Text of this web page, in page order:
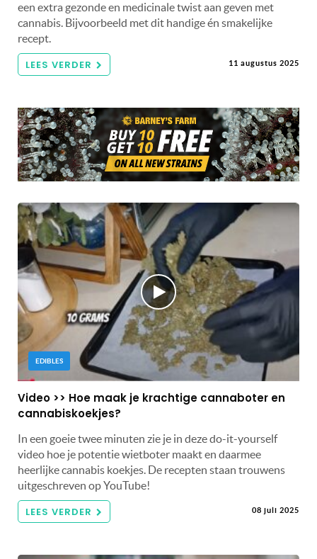
een extra gezonde en medicinale twist aan geven met
cannabis. Bijvoorbeeld met dit handige én smakelijke
recept.
LEES VERDER 11 augustus 2025
EDIBLES
Video >> Hoe maak je krachtige cannaboter en
cannabiskoekjes?
In een goeie twee minuten zie je in deze do-it-yourself
video hoe je potentie wietboter maakt en daarmee
heerlijke cannabis koekjes. De recepten staan trouwens
uitgeschreven op YouTube!
LEES VERDER 08 juli 2025